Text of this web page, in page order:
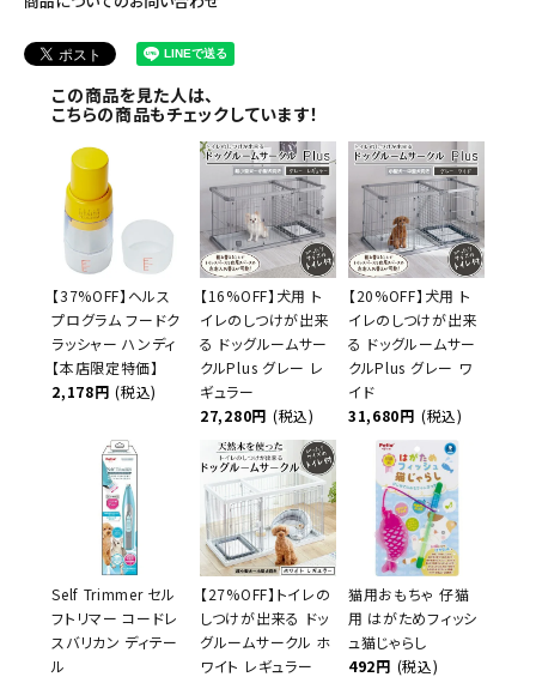
この商品を見た人は、
こちらの商品もチェックしています！
【37%OFF】ヘルス
プログラム フードク
ラッシャー ハンディ
【本店限定特価】
2,178円 (税込)
【16%OFF】犬用 ト
イレのしつけが出来
る ドッグルームサー
クルPlus グレー レ
ギュラー
27,280円 (税込)
【20%OFF】犬用 ト
イレのしつけが出来
る ドッグルームサー
クルPlus グレー ワ
イド
31,680円 (税込)
Self Trimmer セル
フトリマー コードレ
スバリカン ディテー
ル
【27%OFF】トイレの
しつけが出来る ドッ
グルームサークル ホ
ワイト レギュラー
猫用おもちゃ 仔猫
用 はがためフィッシ
ュ猫じゃらし
492円 (税込)